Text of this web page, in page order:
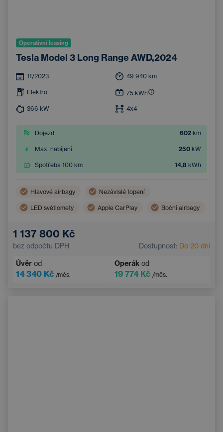
Operativní leasing
Tesla Model 3 Long Range AWD,2024
11/2023 49 940 km
Elektro 75 kWh
366 kW 4x4
Dojezd 602 km
Max. nabíjení 250 kW
Spotřeba 100 km 14,8 kWh
Hlavové airbagy Nezávislé topení
LED světlomety Apple CarPlay Boční airbagy
Panoramatická střecha
Vyhřívané čelní sklo
1 137 800 Kč
bez odpočtu DPH Dostupnost: Do 20 dní
Úvěr od
14 340 Kč /měs.
Operák od
19 774 Kč /měs.